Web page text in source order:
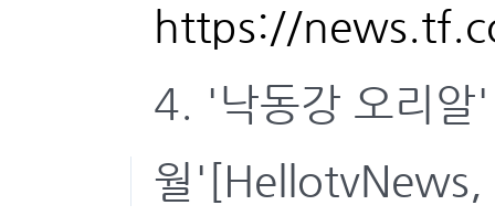
https://
4. '낙동강 오리알
월